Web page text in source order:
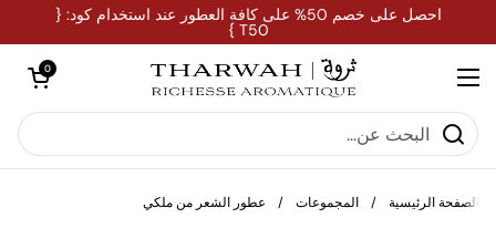
تخطي إلى المحتوى احصل على خصم 50% على كافة العطور عند استخدام كود: {
T50 }
فتح القائمة
فتح العربة
0
الصفحة الرئيسية / المجموعات / عطور الشعر من ملكي